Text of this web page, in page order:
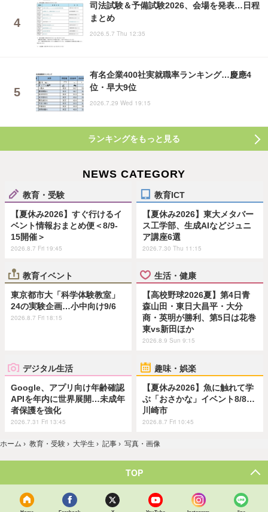
司法試験＆予備試験2026、会場を発表…日程
まとめ
2026.5.7 Thu 12:35
有名企業400社実就職率ランキング…慶應4
位・早大9位
2026.7.29 Wed 19:15
ランキングをもっと見る
NEWS CATEGORY
教育・受験
【夏休み2026】すぐ行けるイ
ベント情報おまとめ便＜8/9-
15開催＞
2026.8.7 Fri 19:45
教育ICT
【夏休み2026】東大メタバー
ス工学部、生成AIなどジュニ
ア講座6選
2026.7.30 Thu 11:15
教育イベント
東京都市大「科学体験教室」
24の実験企画…小中向け9/6
2026.8.7 Fri 18:15
生活・健康
【高校野球2026夏】第4日青
森山田・東日大昌平・大分
商・英明が勝利、第5日は花巻
東vs新田ほか
2026.8.9 Sun 9:15
デジタル生活
Google、アプリ向け年齢確認
APIを年内に世界展開…未成年
者保護を強化
2026.7.31 Fri 13:45
趣味・娯楽
【夏休み2026】魚に触れて学
ぶ「おさかな」イベント8/8…
川崎市
2026.8.7 Fri 10:45
ホーム › 教育・受験 › 大学生 › 記事 › 写真・画像
TOP